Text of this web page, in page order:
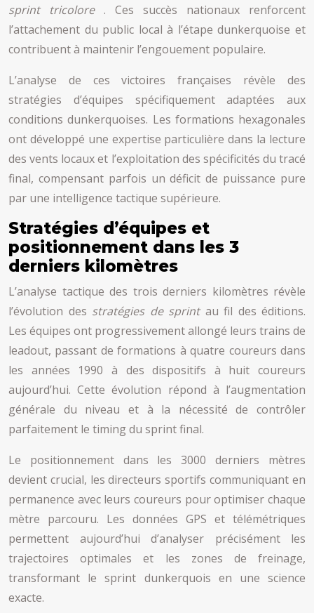
sprint tricolore . Ces succès nationaux renforcent
l’attachement du public local à l’étape dunkerquoise et
contribuent à maintenir l’engouement populaire.
L’analyse de ces victoires françaises révèle des
stratégies d’équipes spécifiquement adaptées aux
conditions dunkerquoises. Les formations hexagonales
ont développé une expertise particulière dans la lecture
des vents locaux et l’exploitation des spécificités du tracé
final, compensant parfois un déficit de puissance pure
par une intelligence tactique supérieure.
Stratégies d’équipes et
positionnement dans les 3
derniers kilomètres
L’analyse tactique des trois derniers kilomètres révèle
l’évolution des stratégies de sprint au fil des éditions.
Les équipes ont progressivement allongé leurs trains de
leadout, passant de formations à quatre coureurs dans
les années 1990 à des dispositifs à huit coureurs
aujourd’hui. Cette évolution répond à l’augmentation
générale du niveau et à la nécessité de contrôler
parfaitement le timing du sprint final.
Le positionnement dans les 3000 derniers mètres
devient crucial, les directeurs sportifs communiquant en
permanence avec leurs coureurs pour optimiser chaque
mètre parcouru. Les données GPS et télémétriques
permettent aujourd’hui d’analyser précisément les
trajectoires optimales et les zones de freinage,
transformant le sprint dunkerquois en une science
exacte.